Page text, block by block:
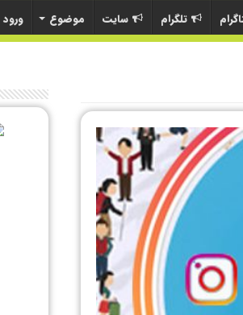
تلگرام سایت موضوع ورود